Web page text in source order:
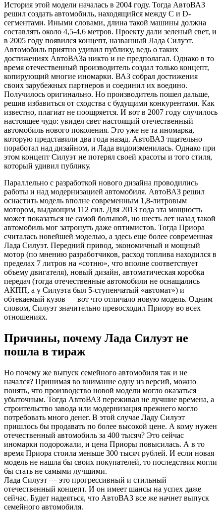
История этой модели началась в 2004 году. Тогда АвтоВАЗ
решил создать автомобиль, находящийся между С и D-
сегментами. Иными словами, длина такой машины должна
составлять около 4,5-4,6 метров. Проекту дали зеленый свет, и
в 2005 году появился концепт, названный Лада Силуэт.
Автомобиль приятно удивил публику, ведь о таких
достижениях АвтоВАЗа никто и не предполагал. Однако в то
время отечественный производитель создал только концепт,
копирующий многие иномарки. ВАЗ собрал достижения
своих зарубежных партнеров и соединил их воедино.
Получилось оригинально. Но производитель пошел дальше,
решив избавиться от сходства с будущими конкурентами. Как
известно, плагиат не поощряется. И вот в 2007 году случилось
настоящее чудо: увидел свет настоящий отечественный
автомобиль нового поколения. Это уже не та иномарка,
которую представили два года назад. АвтоВАЗ тщательно
поработал над дизайном, и Лада видоизменилась. Однако при
этом концепт Силуэт не потерял своей красоты и того стиля,
который удивил публику.
Параллельно с разработкой нового дизайна проводились
работы и над модернизацией автомобиля. АвтоВАЗ решил
оснастить модель вполне современным 1,8-литровым
мотором, выдающим 112 сил. Для 2013 года эта мощность
может показаться не самой большой, но шесть лет назад такой
автомобиль мог затронуть даже оптимистов. Тогда Приора
считалась новейшей моделью, а здесь еще более современная
Лада Силуэт. Передний привод, экономичный и мощный
мотор (по мнению разработчиков, расход топлива находился в
пределах 7 литров на «сотню», что вполне соответствует
объему двигателя), новый дизайн, автоматическая коробка
передач (тогда отечественные автомобили не оснащались
АКПП, а у Силуэта был 5-ступенчатый «автомат») и
обтекаемый кузов — вот что отличало новую модель. Одним
словом, Силуэт значительно превосходил Приору во всех
отношениях.
Причины, почему Лада Силуэт не
пошла в тираж
Но почему же выпуск семейного автомобиля так и не
начался? Принимая во внимание одну из версий, можно
понять, что производство новой модели могло оказаться
убыточным. Тогда АвтоВАЗ переживал не лучшие времена, а
строительство завода или модернизация прежнего могло
потребовать много денег. В этой случае Ладу Силуэт
пришлось бы продавать по более высокой цене. А кому нужен
отечественный автомобиль за 400 тысяч? Это сейчас
иномарки подорожали, и цена Приоры повысилась. А в то
время Приора стоила меньше 300 тысяч рублей. И если новая
модель не нашла бы своих покупателей, то последствия могли
бы стать не самыми лучшими.
Лада Силуэт — это прогрессивный и стильный
отечественный концепт. И он имеет шансы на успех даже
сейчас. Будет надеяться, что АвтоВАЗ все же начнет выпуск
семейного автомобиля.